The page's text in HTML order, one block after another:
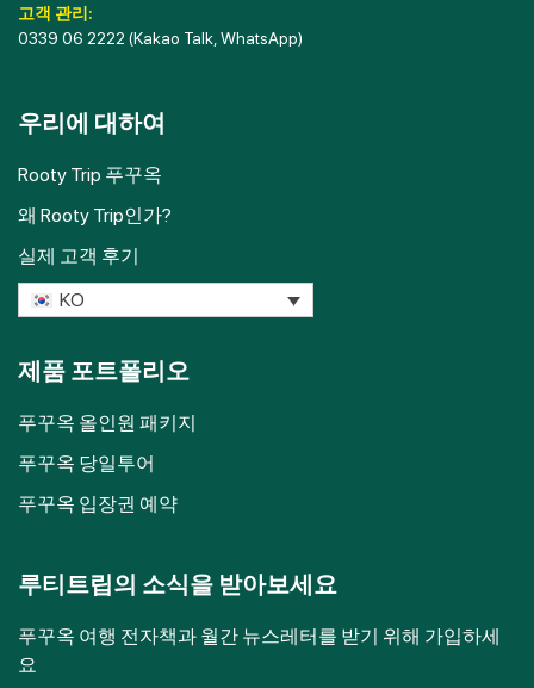
고객 관리:
0339 06 2222 (Kakao Talk, WhatsApp)
우리에 대하여
Rooty Trip 푸꾸옥
왜 Rooty Trip인가?
실제 고객 후기
KO
제품 포트폴리오
푸꾸옥 올인원 패키지
푸꾸옥 당일투어
푸꾸옥 입장권 예약
루티트립의 소식을 받아보세요
푸꾸옥 여행 전자책과 월간 뉴스레터를 받기 위해 가입하세
요